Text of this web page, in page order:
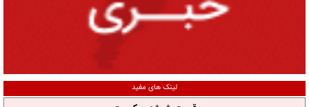
لینک های مفید